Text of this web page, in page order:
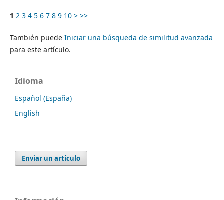
1 2 3 4 5 6 7 8 9 10 > >>
También puede Iniciar una búsqueda de similitud avanzada
para este artículo.
Idioma
Español (España)
English
Enviar un artículo